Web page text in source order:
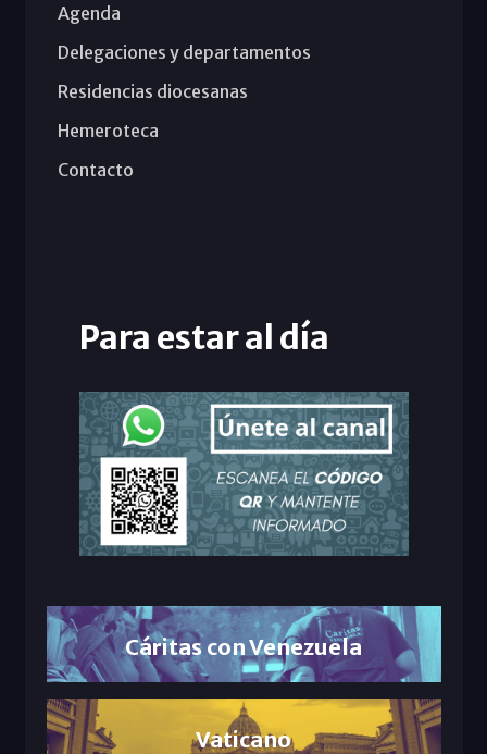
Agenda
Delegaciones y departamentos
Residencias diocesanas
Hemeroteca
Contacto
Para estar al día
Cáritas con Venezuela
Vaticano